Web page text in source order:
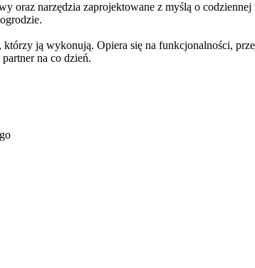
narzędzia zaprojektowane z myślą o
ją wykonują. Opiera się na funkcjonalności,
na co dzień.